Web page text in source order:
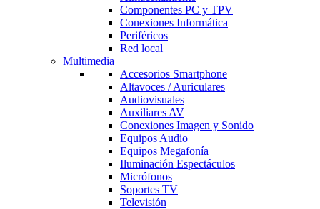
Componentes PC y TPV
Conexiones Informática
Periféricos
Red local
Multimedia
Accesorios Smartphone
Altavoces / Auriculares
Audiovisuales
Auxiliares AV
Conexiones Imagen y Sonido
Equipos Audio
Equipos Megafonía
Iluminación Espectáculos
Micrófonos
Soportes TV
Televisión